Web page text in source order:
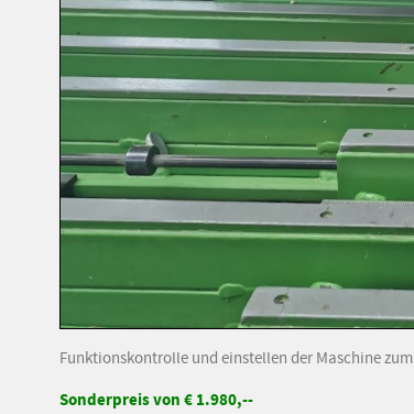
Funktionskontrolle und einstellen der Maschine zum
Sonderpreis von € 1.980,--